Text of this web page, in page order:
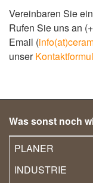
Vereinbaren Sie
Rufen Sie uns an
Email (
unser
Was sonst noch
PLANER
INDUSTRIE